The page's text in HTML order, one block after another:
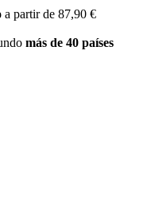
a partir de 87,90 €
más de 40 países